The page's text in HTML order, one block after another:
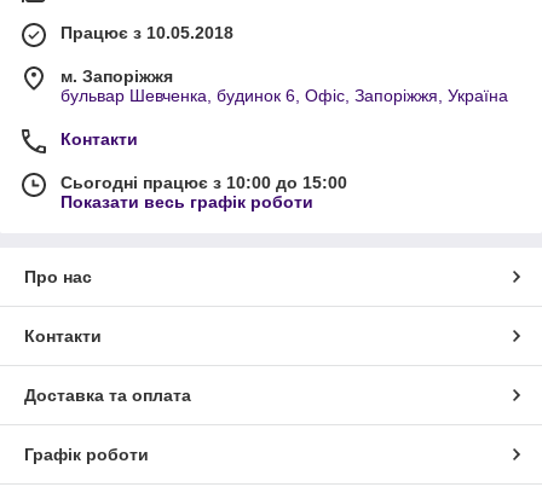
Працює з 10.05.2018
м. Запоріжжя
бульвар Шевченка, будинок 6, Офіс, Запоріжжя, Україна
Контакти
Сьогодні працює з 10:00 до 15:00
Показати весь графік роботи
Про нас
Контакти
Доставка та оплата
Графік роботи